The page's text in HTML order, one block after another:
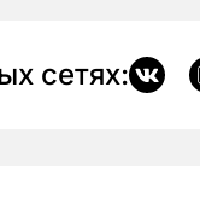
сетях: